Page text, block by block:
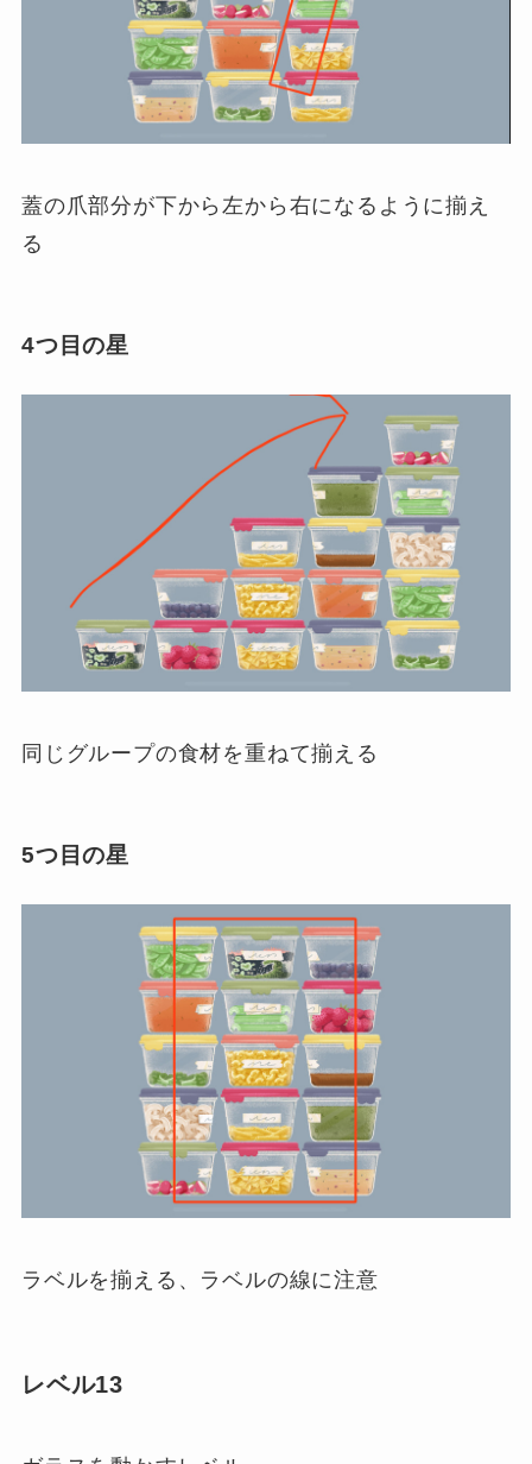
蓋の爪部分が下から左から右になるように揃え
る
4つ目の星
同じグループの食材を重ねて揃える
5つ目の星
ラベルを揃える、ラベルの線に注意
レベル13